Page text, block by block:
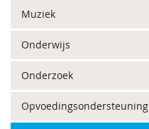
Muziek
Onderwijs
Onderzoek
Opvoedingsondersteuning